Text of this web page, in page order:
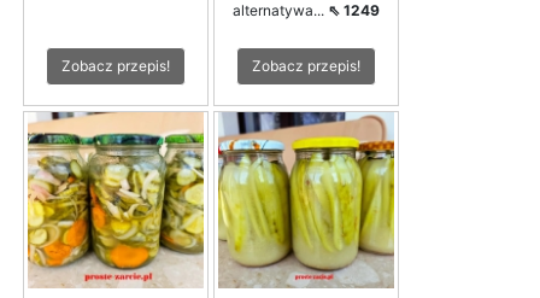
Zobacz przepis!
alternatywa... ⇖ 1249
Zobacz przepis!